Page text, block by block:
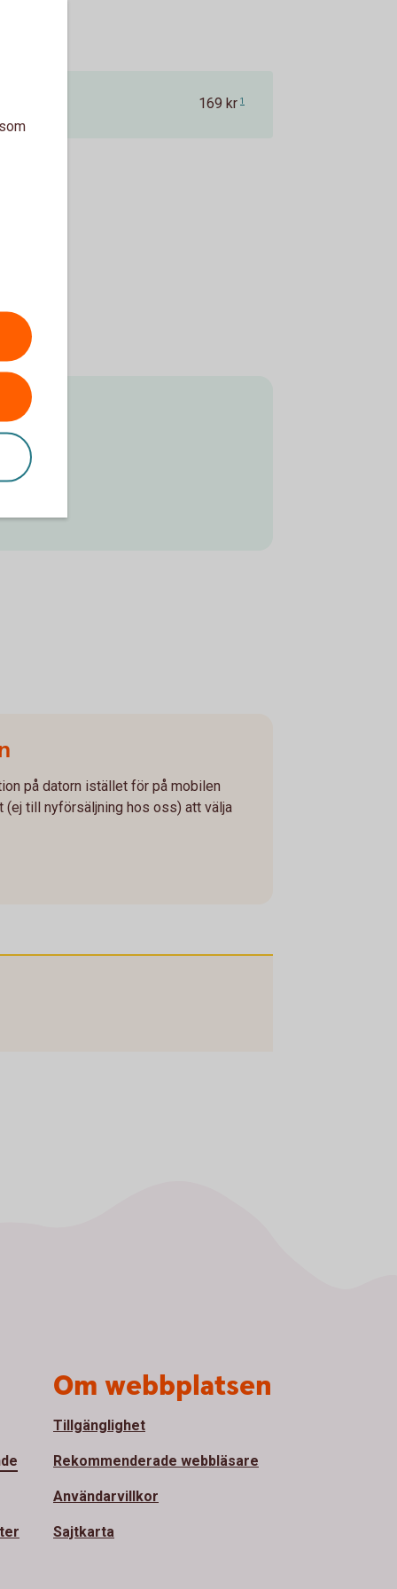
169 kr 1
på datorn istället för på mobilen
(ej till nyförsäljning hos oss) att välja
Om webbplatsen
Tillgänglighet
Rekommenderade webbläsare
Användarvillkor
Sajtkarta